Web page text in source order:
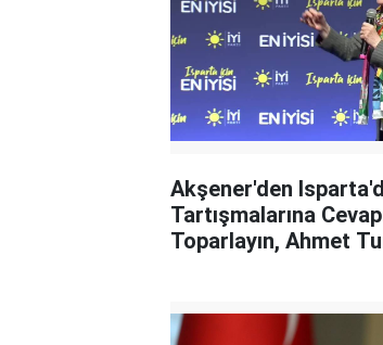
Akşener'den
Tartışmalarına
Toparlayın, Ahmet